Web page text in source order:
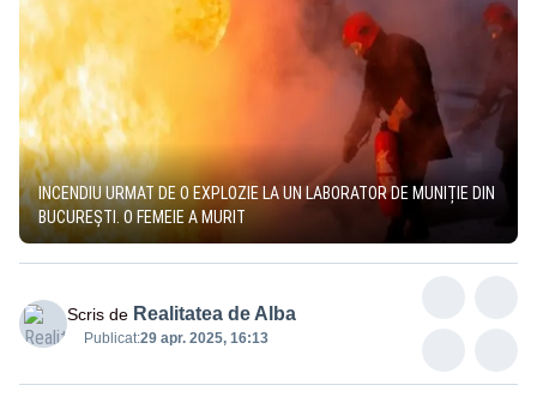
INCENDIU URMAT DE O EXPLOZIE LA UN LABORATOR DE MUNIȚIE DIN
BUCUREȘTI. O FEMEIE A MURIT
Scris de Realitatea de Alba
Publicat:29 apr. 2025, 16:13